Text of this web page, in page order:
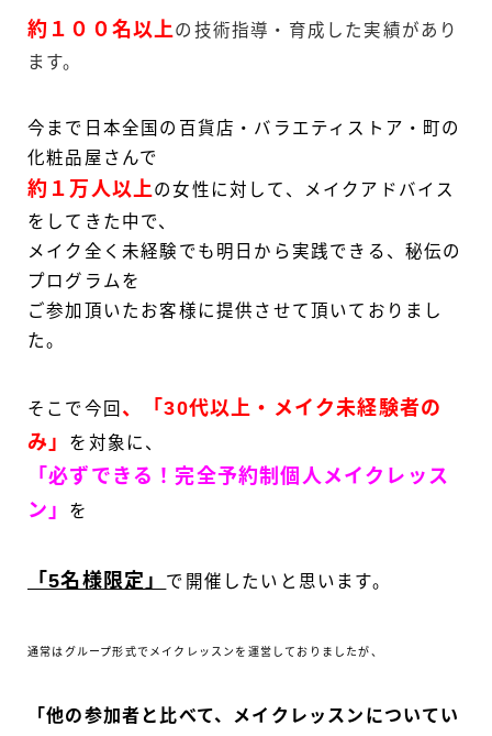
約１００名以上の技術指導・育成した実績があり
ます。
今まで日本全国の百貨店・バラエティストア・町の
化粧品屋さんで
約１万人以上の女性に対して、メイクアドバイス
をしてきた中で、
メイク全く未経験でも明日から実践できる、秘伝の
プログラムを
ご参加頂いたお客様に提供させて頂いておりまし
た。
そこで今回 、「30代以上・メイク未経験者の
み」
を対象に、
「必ずできる！完全予約制個人メイクレッス
ン」
を
「5名様限定」 で開催したいと思います。
通常はグループ形式でメイクレッスンを運営しておりましたが、
「他の参加者と比べて、メイクレッスンについてい